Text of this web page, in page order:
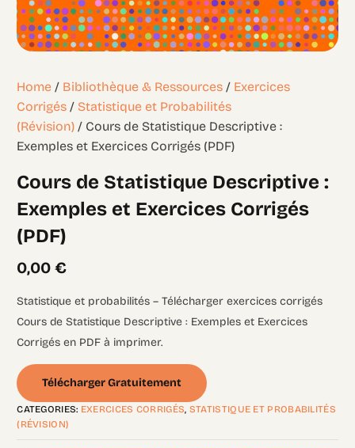
Home / Bibliothèque & Ressources / Exercices
Corrigés / Statistique et Probabilités
(Révision) / Cours de Statistique Descriptive :
Exemples et Exercices Corrigés (PDF)
Cours de Statistique Descriptive :
Exemples et Exercices Corrigés
(PDF)
0,00€
Statistique et probabilités – Télécharger exercices corrigés
Cours de Statistique Descriptive : Exemples et Exercices
Corrigés en PDF à imprimer.
Télécharger Gratuitement
CATEGORIES: EXERCICES CORRIGÉS, STATISTIQUE ET PROBABILITÉS
(RÉVISION)